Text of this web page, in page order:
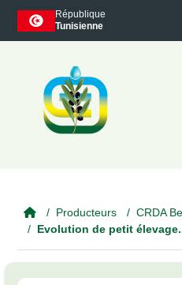
Skip to main content
République
Tunisienne
Producteurs
CRDA
Evolution de petit